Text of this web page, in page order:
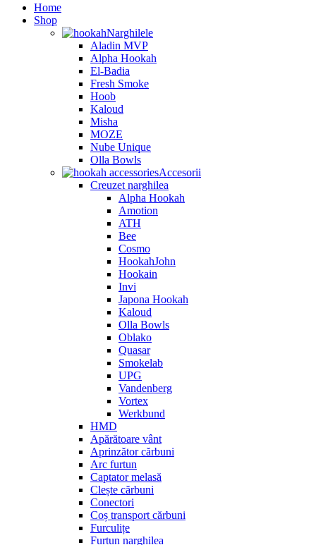
Home
Shop
Narghilele
Aladin MVP
Alpha Hookah
El-Badia
Fresh Smoke
Hoob
Kaloud
Misha
MOZE
Nube Unique
Olla Bowls
Accesorii
Creuzet narghilea
Alpha Hookah
Amotion
ATH
Bee
Cosmo
HookahJohn
Hookain
Invi
Japona Hookah
Kaloud
Olla Bowls
Oblako
Quasar
Smokelab
UPG
Vandenberg
Vortex
Werkbund
HMD
Apărătoare vânt
Aprinzător cărbuni
Arc furtun
Captator melasă
Clește cărbuni
Conectori
Coș transport cărbuni
Furculițe
Furtun narghilea